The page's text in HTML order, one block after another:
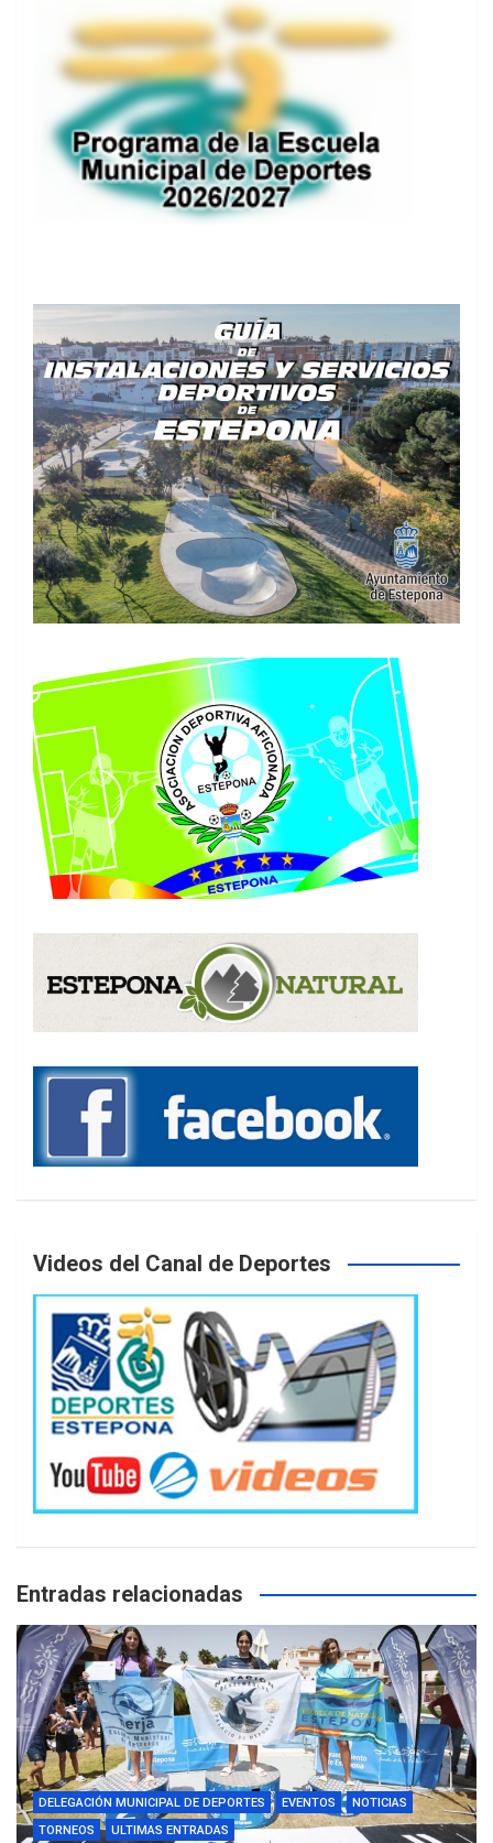
Videos del Canal de Deportes
Entradas relacionadas
DELEGACIÓN MUNICIPAL DE DEPORTES EVENTOS
NOTICIAS
TORNEOS
ULTIMAS ENTRADAS